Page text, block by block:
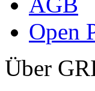
Open
Über